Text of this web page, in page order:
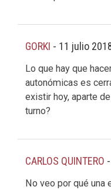
GORKI - 11 julio
Lo que hay que
autonómicas es
existir hoy, aparte
turno?
CARLOS QUINTERO -
No veo por qué